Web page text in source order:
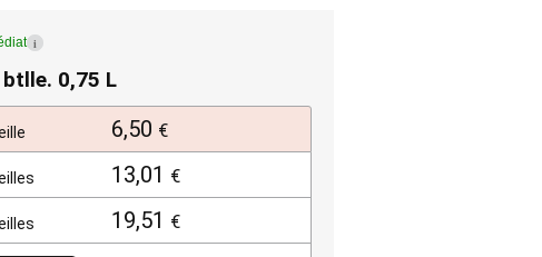
i
0,75 L
6,50 €
13,01 €
19,51 €